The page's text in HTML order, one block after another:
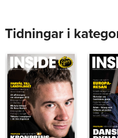
Tidningar i